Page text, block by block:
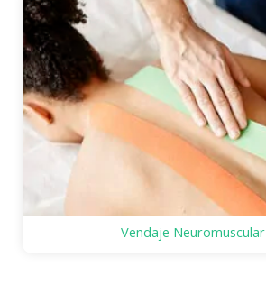
Vendaje Neuromuscular